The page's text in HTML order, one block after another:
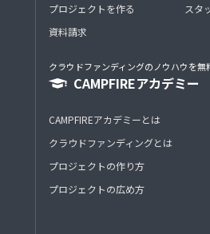
プロジェクトを作る
資料請求
スタ
クラウドファンディングのノウハウを無
CAMPFIREアカデミー
CAMPFIREアカデミーとは
クラウドファンディングとは
プロジェクトの作り方
プロジェクトの広め方